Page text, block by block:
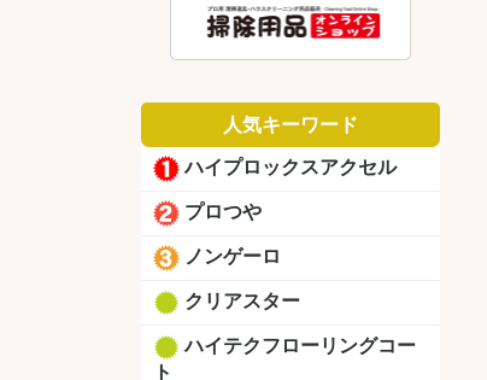
人気キーワード
ハイプロックスアクセル
プロつや
ノンゲーロ
クリアスター
ハイテクフローリングコー
ト